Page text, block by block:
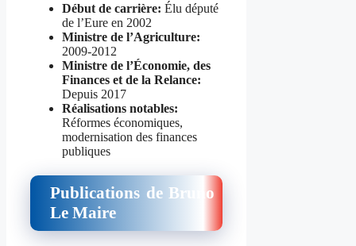
Début de carrière: Élu député
de l’Eure en 2002
Ministre de l’Agriculture:
2009-2012
Ministre de l’Économie, des
Finances et de la Relance:
Depuis 2017
Réalisations notables:
Réformes économiques,
modernisation des finances
publiques
Publications de Bruno
Le Maire